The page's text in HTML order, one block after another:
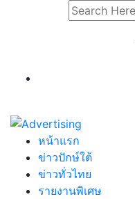
หน้าแรก
ข่าวปักษ์ใต้
ข่าวทั่วไทย
รายงานพิเศษ